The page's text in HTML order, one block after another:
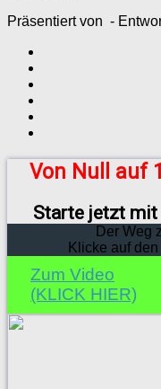
Präsentiert von -
Von Null auf
Starte jetzt mit
Der Weg
Klicke auf
Zum Video
(KLICK HIER)